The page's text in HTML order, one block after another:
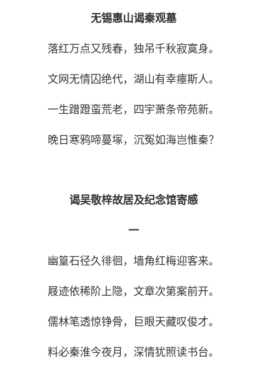
无锡惠山谒秦观墓
落红万点又残春，独吊千秋寂寞身。
文网无情囚绝代，湖山有幸瘞斯人。
一生蹭蹬蛮荒老，四宇萧条帝苑新。
晚日寒鸦啼蔓塚，沉冤如海岂惟秦？
谒吴敬梓故居及纪念馆寄感
一
幽篁石径久徘徊，墙角红梅迎客来。
屐迹依稀阶上隐，文章次第案前开。
儒林笔透惊铮骨，巨眼天藏叹俊才。
料必秦淮今夜月，深情犹照读书台。